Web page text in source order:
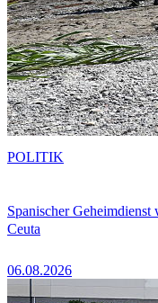
Spanischer
Ceuta
06.08.2026
POLITIK